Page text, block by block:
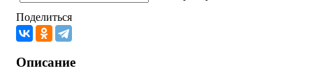
Поделиться
Описание